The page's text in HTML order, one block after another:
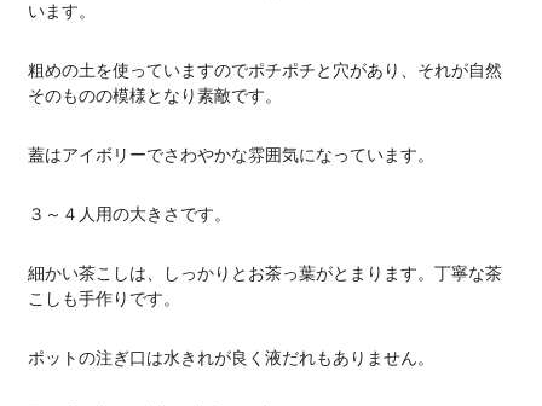
います。
粗めの土を使っていますのでポチポチと穴があり、それが自然
そのものの模様となり素敵です。
蓋はアイボリーでさわやかな雰囲気になっています。
３～４人用の大きさです。
細かい茶こしは、しっかりとお茶っ葉がとまります。丁寧な茶
こしも手作りです。
ポットの注ぎ口は水きれが良く液だれもありません。